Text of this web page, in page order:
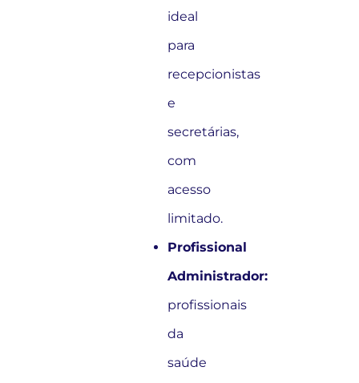
ideal
para
recepcionistas
e
secretárias,
com
acesso
limitado.
Profissional
Administrador:
profissionais
da
saúde